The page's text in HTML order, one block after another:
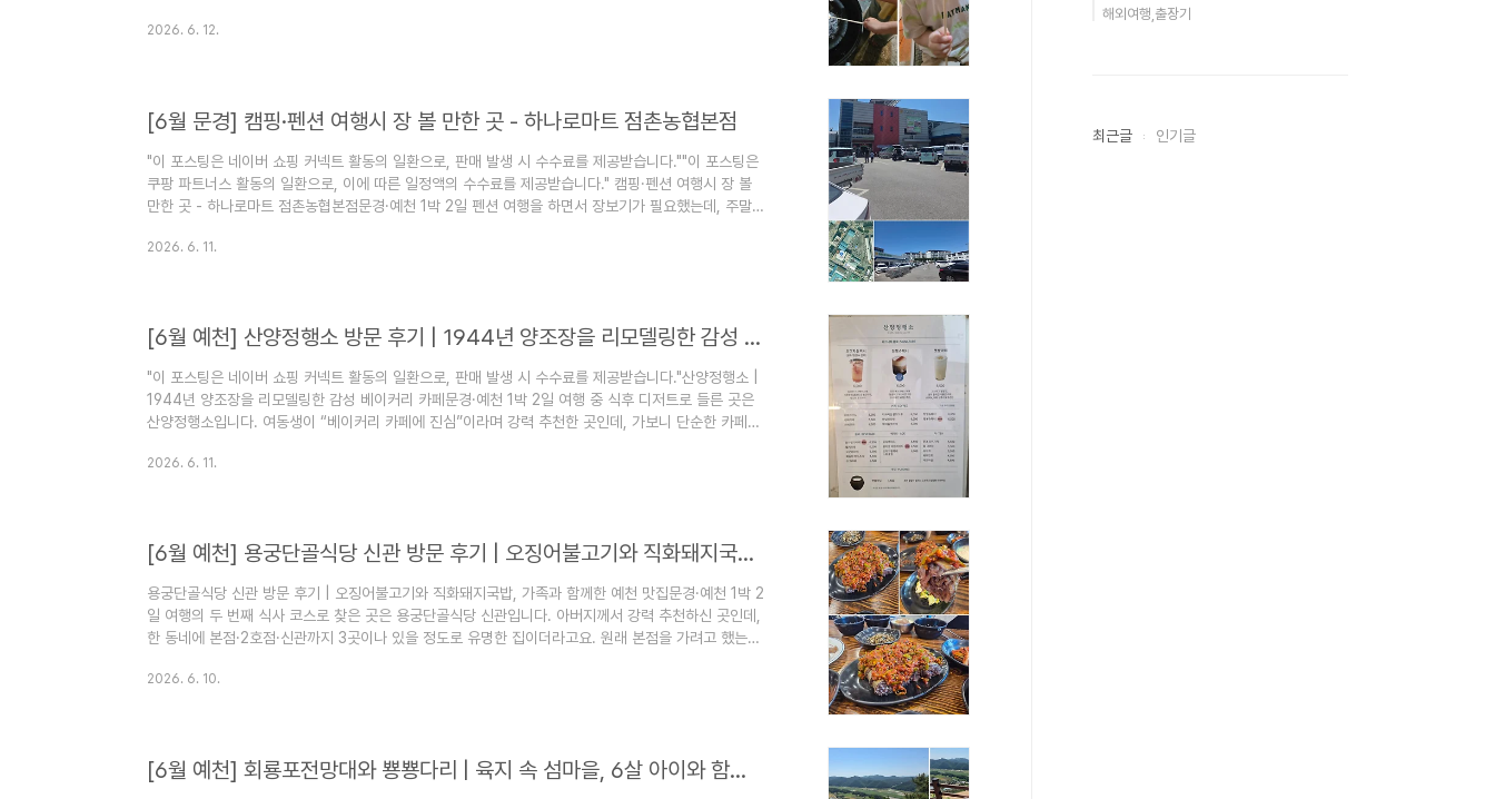
로 아주 만족스러운 선택이었습니다. 프라이빗 수영장에서 아이들이 신나게 놀았던 후기를 자세히 남겨
2026. 6. 12.
[6월 문경] 캠핑·펜션 여행시 장 볼 만한 곳 - 하나로마트 점촌농협본점
"이 포스팅은 네이버 쇼핑 커넥트 활동의 일환으로, 판매 발생 시 수수료를 제공받습니다.""이 포스팅은
쿠팡 파트너스 활동의 일환으로, 이에 따른 일정액의 수수료를 제공받습니다." 캠핑·펜션 여행시 장 볼
만한 곳 - 하나로마트 점촌농협본점문경·예천 1박 2일 펜션 여행을 하면서 장보기가 필요했는데, 주말
촌농협본점에 들렀습니다. 펜션에서 바베큐를 할 계획이라 고기와 간단한 재료를 사러 간 건데, 생각보
2026. 6. 11.
[6월 예천] 산양정행소 방문 후기 | 1944년 양조장을 리모델링한 감성 베이커리 카페
"이 포스팅은 네이버 쇼핑 커넥트 활동의 일환으로, 판매 발생 시 수수료를 제공받습니다."산양정행소 |
1944년 양조장을 리모델링한 감성 베이커리 카페문경·예천 1박 2일 여행 중 식후 디저트로 들른 곳은
산양정행소입니다. 여동생이 “베이커리 카페에 진심”이라며 강력 추천한 곳인데, 가보니 단순한 카페가
행소는 어떤 곳인가‘정행소’라는 이름은 ‘정행(征行)’에서 따왔습니다. 일이나 유람을 목적으로 다른 고
2026. 6. 11.
[6월 예천] 용궁단골식당 신관 방문 후기 | 오징어불고기와 직화돼지국밥, 가족과 함께한 예천 맛집
용궁단골식당 신관 방문 후기 | 오징어불고기와 직화돼지국밥, 가족과 함께한 예천 맛집문경·예천 1박 2
일 여행의 두 번째 식사 코스로 찾은 곳은 용궁단골식당 신관입니다. 아버지께서 강력 추천하신 곳인데,
한 동네에 본점·2호점·신관까지 3곳이나 있을 정도로 유명한 집이더라고요. 원래 본점을 가려고 했는데
궁로 173 https://youtube.com/shorts/0gLamH3ac4M?si=mSwrsuHf5Uz21PMU신관 도
2026. 6. 10.
[6월 예천] 회룡포전망대와 뿅뿅다리 | 육지 속 섬마을, 6살 아이와 함께한 가족 나들이
해외여행,출장기
최근글 인기글